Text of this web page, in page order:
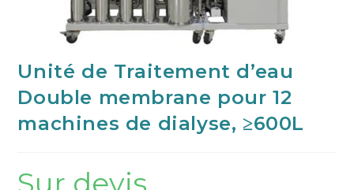
Unité de Traitement d’eau
Double membrane pour 12
machines de dialyse, ≥600L
Sur devis